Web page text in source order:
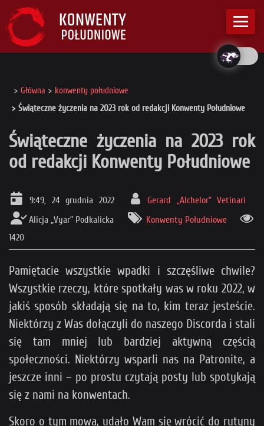
Główna
konwenty południowe
Świąteczne życzenia na 2023 rok od redakcji Konwenty Południowe
Świąteczne życzenia na 2023 rok
od redakcji Konwenty Południowe
9:49, 24 grudnia 2022
Gerard „Alchelor” Vetinari
Alicja „Vyar” Podkalicka
Konwenty Południowe
1420
Pamiętacie wszystkie wpadki i szczęśliwe chwile?
Wszystkie rzeczy, które spotkały was w roku 2022, w
jakiś sposób składają się na to, kim teraz jesteście.
Niektórzy z Was dołączyli do naszego Discorda i stali
się tam mniej lub bardziej aktywną częścią
społeczności. Niektórzy wsparli nas na Patronite, a
jeszcze inni – po prostu czytają posty lub spotykają
się z nami na konwentach.
Skoro o tym mowa, udało Wam się wrócić do rutyny